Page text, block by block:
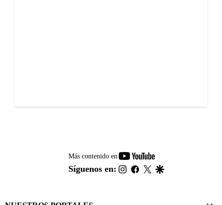
Más contenido en
youtube-
footer
Síguenos en: instagram
facebook
twitter